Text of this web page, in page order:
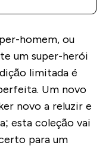
homem, ou
um super-herói
limitada é
Um novo
novo a reluzir e
esta coleção vai
para um